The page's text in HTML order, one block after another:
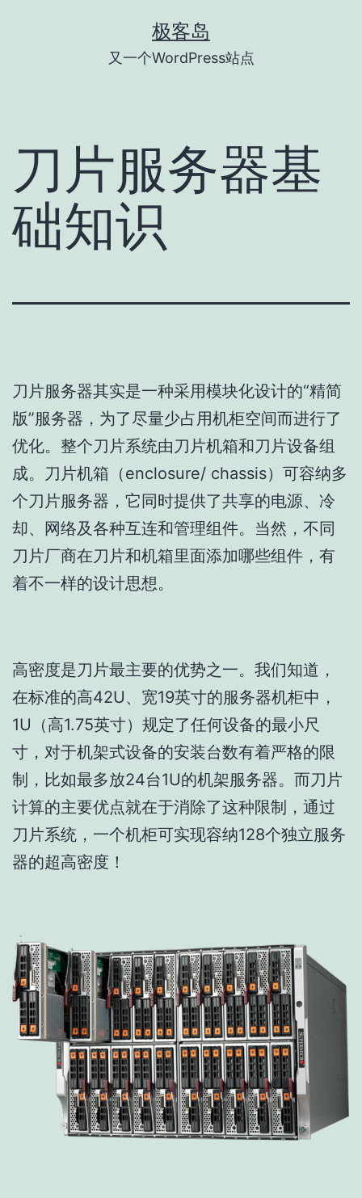
极客岛
又一个WordPress站点
刀片服务器基
础知识
刀片服务器其实是一种采用模块化设计的“精简
版”服务器，为了尽量少占用机柜空间而进行了
优化。整个刀片系统由刀片机箱和刀片设备组
成。刀片机箱（enclosure/ chassis）可容纳多
个刀片服务器，它同时提供了共享的电源、冷
却、网络及各种互连和管理组件。当然，不同
刀片厂商在刀片和机箱里面添加哪些组件，有
着不一样的设计思想。
高密度是刀片最主要的优势之一。我们知道，
在标准的高42U、宽19英寸的服务器机柜中，
1U（高1.75英寸）规定了任何设备的最小尺
寸，对于机架式设备的安装台数有着严格的限
制，比如最多放24台1U的机架服务器。而刀片
计算的主要优点就在于消除了这种限制，通过
刀片系统，一个机柜可实现容纳128个独立服务
器的超高密度！